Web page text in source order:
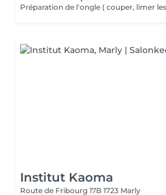
Institut Kaoma
Route de Fribourg 17B 1723 Marly